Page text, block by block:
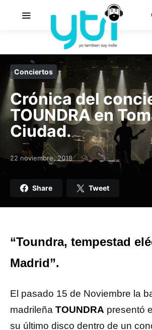
Conciertos
Crónica del
TOUNDRA en
Ciudad.
Posted on
22 noviembre, 2018
Share Tweet
“Toundra, tempestad
Madrid”.
El pasado 15 de Noviembre la
madrileña TOUNDRA presentó
su último disco dentro de un